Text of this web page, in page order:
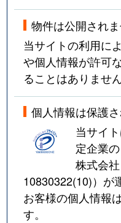
物件は公開され
当サイトの利用に
や個人情報が許可
ることはありません
個人情報は保護
当サイ
定企業
株式会
10830322(10)）が
お客様の個人情報
す。